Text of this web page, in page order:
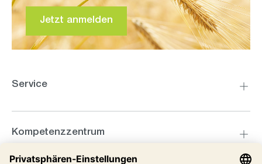
Jetzt anmelden
Service
Kompetenzzentrum